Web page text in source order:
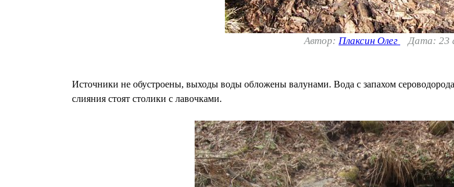
Автор: Плаксин Олег Дата: 23
Источники не обустроены, выходы воды обложены валунами. Вода с запахом
слияния стоят столики с лавочками.